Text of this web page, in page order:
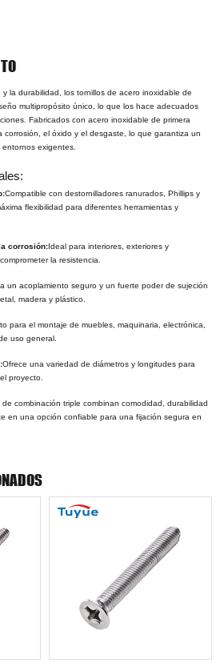
la durabilidad, los tornillos de acero inoxidable de
multipropósito único, lo que los hace adecuados
Fabricados con acero inoxidable de primera
corrosión, el óxido y el desgaste, lo que garantiza un
exigentes.
Compatible con destornilladores ranurados, Phillips y
flexibilidad para diferentes herramientas y
corrosión:Ideal para interiores, exteriores y
la resistencia.
un acoplamiento seguro y un fuerte poder de sujeción
madera y plástico.
para el montaje de muebles, maquinaria, electrónica,
uso general.
Ofrece una variedad de diámetros y longitudes para
proyecto.
combinación triple combinan comodidad, durabilidad
en una opción confiable para una fijación segura en